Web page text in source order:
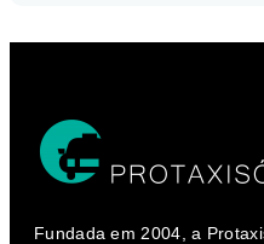
Fundada em 2004, a